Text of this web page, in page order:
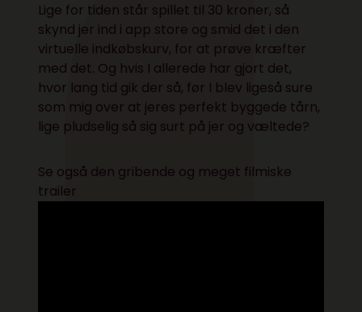
Lige for tiden står spillet til 30 kroner, så
skynd jer ind i app store og smid det i den
virtuelle indkøbskurv, for at prøve kræfter
med det. Og hvis I allerede har gjort det,
hvor lang tid gik der så, før I blev ligeså sure
som mig over at jeres perfekt byggede tårn,
lige pludselig så sig surt på jer og væltede?
Se også den gribende og meget filmiske
trailer